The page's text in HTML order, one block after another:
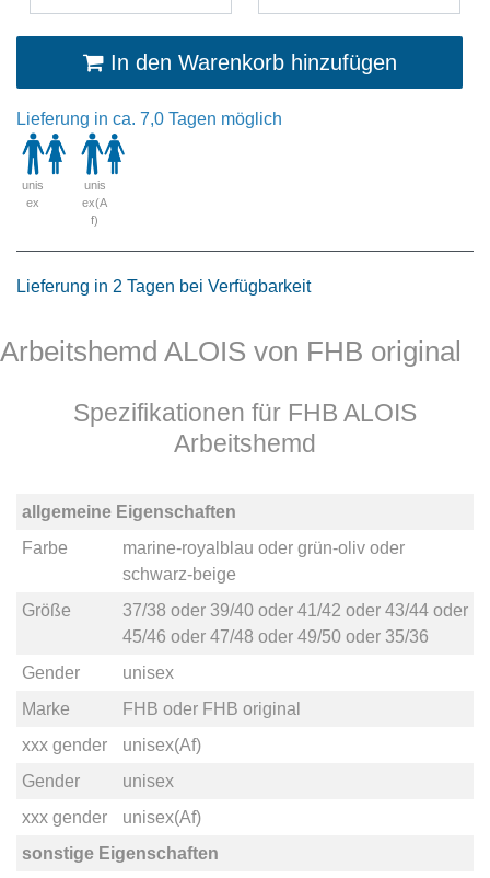
In den Warenkorb hinzufügen
Lieferung in ca. 7,0 Tagen möglich
unis
ex
unis
ex(A
f)
Lieferung in 2 Tagen bei Verfügbarkeit
Arbeitshemd ALOIS von FHB original
Spezifikationen für FHB ALOIS
Arbeitshemd
allgemeine Eigenschaften
Farbe
marine-royalblau oder grün-olivoder
schwarz-beige
Größe
37/38 oder 39/40oder 41/42 oder 43/44oder
45/46 oder 47/48 oder 49/50oder 35/36
Gender
unisex
Marke
FHB oder FHB original
xxx gender
unisex(Af)
Gender
unisex
xxx gender
unisex(Af)
sonstige Eigenschaften